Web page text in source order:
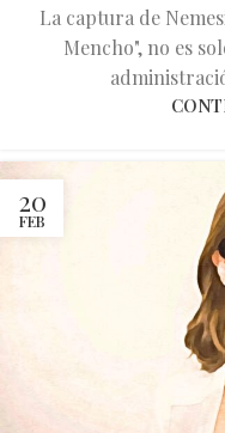
La captura de
Mencho", no es
20
FEB